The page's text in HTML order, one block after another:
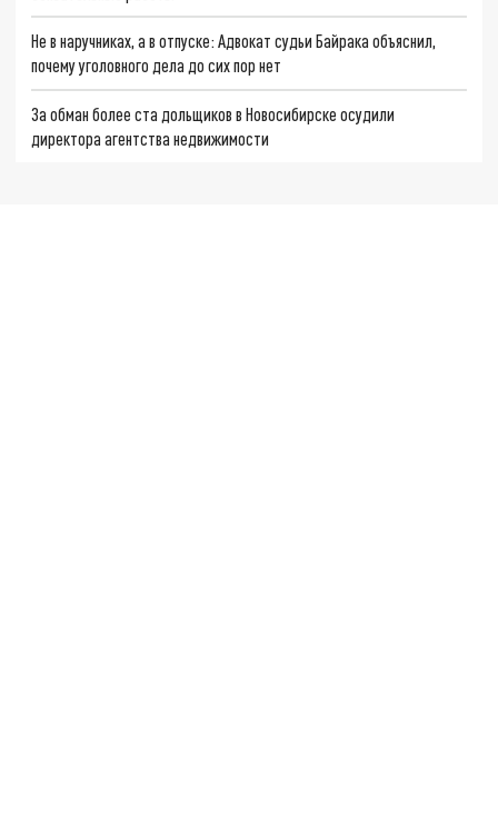
Не в наручниках, а в отпуске: Адвокат судьи Байрака объяснил,
почему уголовного дела до сих пор нет
За обман более ста дольщиков в Новосибирске осудили
директора агентства недвижимости